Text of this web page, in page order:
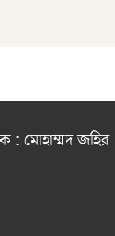
: মোহাম্মদ জহির